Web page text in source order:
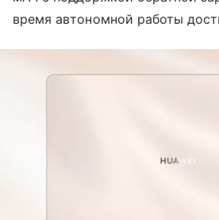
время автономной работы